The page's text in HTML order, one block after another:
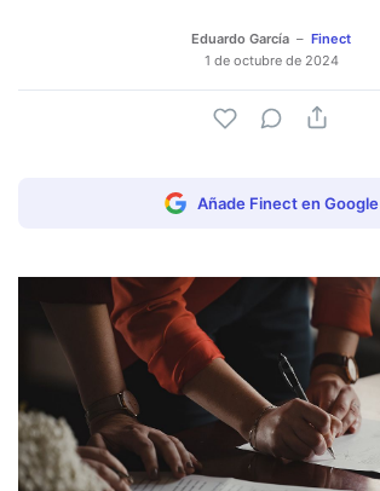
Eduardo García
Finect
1 de octubre de 2024
Añade Finect en Google